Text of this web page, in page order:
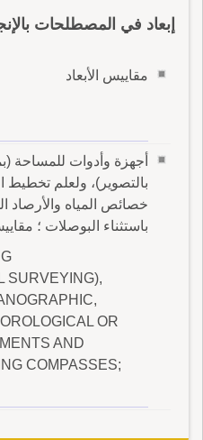
إبعاد في المصطلحات
مقاييس الأبعاد
أجهزة وأدوات للمساحة
بالتصوير)، ولعلم تخطيط
خصائص المياه والأرصاد
باستثناء البوصلات ؛
SURVEYING),
OR
AND
COMPASSES;